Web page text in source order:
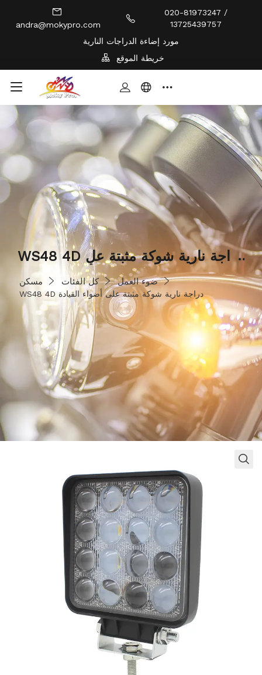
andra@mokypro.com
020-81973247 /
13725439757
مورد إضاءة الدراجات النارية
خريطة الموقع
WS48 4D دراجة نارية شوكة مثبتة عل
ى أضواء القيادة
مسكن كل الفئات ضوء العمل
WS48 4D دراجة نارية شوكة مثبتة على أضواء القيادة